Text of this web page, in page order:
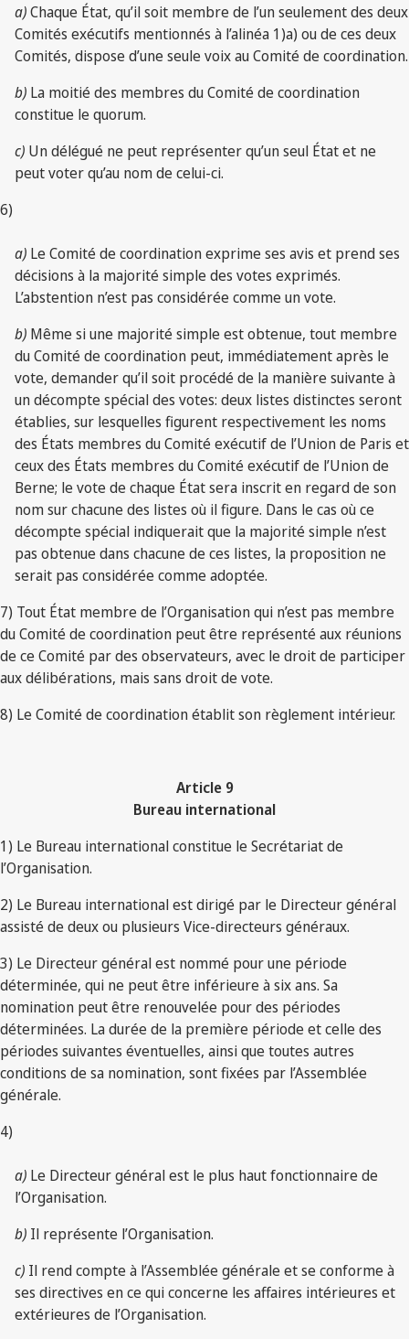
a)Chaque État, qu’il soit membre de l’un seulement des deux
Comités exécutifs mentionnés à l’alinéa 1)a) ou de ces deux
Comités, dispose d’une seule voix au Comité de coordination.
b) La moitié des membres du Comité de coordination
constitue le quorum.
c) Un délégué ne peut représenter qu’un seul État et ne
peut voter qu’au nom de celui-ci.
6)
a) Le Comité de coordination exprime ses avis et prend ses
décisions à la majorité simple des votes exprimés.
L’abstention n’est pas considérée comme un vote.
b) Même si une majorité simple est obtenue, tout membre
du Comité de coordination peut, immédiatement après le
vote, demander qu’il soit procédé de la manière suivante à
un décompte spécial des votes: deux listes distinctes seront
établies, sur lesquelles figurent respectivement les noms
des États membres du Comité exécutif de l’Union de Paris et
ceux des États membres du Comité exécutif de l’Union de
Berne; le vote de chaque État sera inscrit en regard de son
nom sur chacune des listes où il figure. Dans le cas où ce
décompte spécial indiquerait que la majorité simple n’est
pas obtenue dans chacune de ces listes, la proposition ne
serait pas considérée comme adoptée.
7) Tout État membre de l’Organisation qui n’est pas membre
du Comité de coordination peut être représenté aux réunions
de ce Comité par des observateurs, avec le droit de participer
aux délibérations, mais sans droit de vote.
8) Le Comité de coordination établit son règlement intérieur.
Article 9
Bureau international
1) Le Bureau international constitue le Secrétariat de
l’Organisation.
2) Le Bureau international est dirigé par le Directeur général
assisté de deux ou plusieurs Vice-directeurs généraux.
3) Le Directeur général est nommé pour une période
déterminée, qui ne peut être inférieure à six ans. Sa
nomination peut être renouvelée pour des périodes
déterminées. La durée de la première période et celle des
périodes suivantes éventuelles, ainsi que toutes autres
conditions de sa nomination, sont fixées par l’Assemblée
générale.
4)
a) Le Directeur général est le plus haut fonctionnaire de
l’Organisation.
b) Il représente l’Organisation.
c) Il rend compte à l’Assemblée générale et se conforme à
ses directives en ce qui concerne les affaires intérieures et
extérieures de l’Organisation.